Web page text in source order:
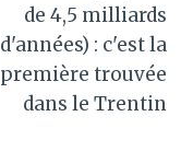
de 4,5 milliards
d'années) : c'est la
première trouvée
dans le Trentin